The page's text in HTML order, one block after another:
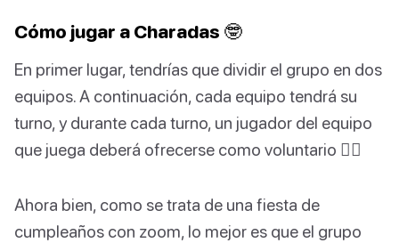
Cómo jugar a Charadas 🤓
En primer lugar, tendrías que dividir el grupo en dos
equipos. A continuación, cada equipo tendrá su
turno, y durante cada turno, un jugador del equipo
que juega deberá ofrecerse como voluntario 🙋‍♀️
Ahora bien, como se trata de una fiesta de
cumpleaños con zoom, lo mejor es que el grupo